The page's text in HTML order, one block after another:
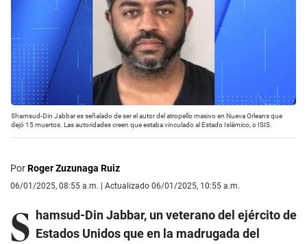
Shamsud-Din Jabbar es señalado de ser el autor del atropello masivo en Nueva Orleans que
dejó 15 muertos. Las autoridades creen que estaba vinculado al Estado Islámico, o ISIS.
PorRoger Zuzunaga Ruiz
06/01/2025, 08:55 a.m. | Actualizado 06/01/2025, 10:55 a.m.
S hamsud-Din Jabbar, un veterano del ejército de
Estados Unidos que en la madrugada del